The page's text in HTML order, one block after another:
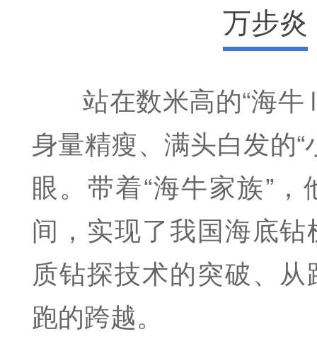
万步炎
站在数米高的“海
身量精瘦、满头白发的“
眼。带着“海牛家族”
间，实现了我国海底
质钻探技术的突破、
跑的跨越。